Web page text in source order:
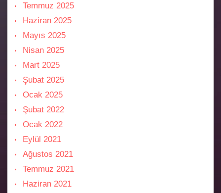
Temmuz 2025
Haziran 2025
Mayıs 2025
Nisan 2025
Mart 2025
Şubat 2025
Ocak 2025
Şubat 2022
Ocak 2022
Eylül 2021
Ağustos 2021
Temmuz 2021
Haziran 2021